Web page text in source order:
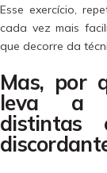
Esse exercício,
cada vez mais
que decorre da
Mas, por
leva a
distintas